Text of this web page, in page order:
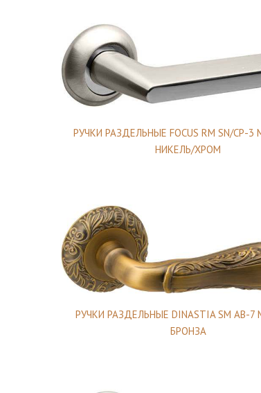
РУЧКИ РАЗДЕЛЬНЫЕ FOCUS RM SN/CP-
НИКЕЛЬ/ХРОМ
РУЧКИ РАЗДЕЛЬНЫЕ DINASTIA SM AB-7
БРОНЗА